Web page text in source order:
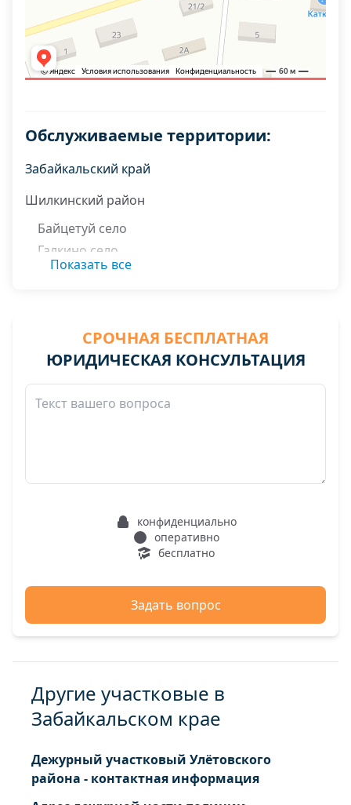
Обслуживаемые территории:
Забайкальский край
Шилкинский район
Байцетуй село
Галкино село
Зубарево село
Первомайский пгт Микрорайон нп
Размахнино село
Саввино село
Солнцево село
Показать все
СРОЧНАЯ БЕСПЛАТНАЯ
ЮРИДИЧЕСКАЯ КОНСУЛЬТАЦИЯ
конфиденциально
оперативно
бесплатно
Задать вопрос
Другие участковые в
Забайкальском крае
Дежурный участковый Улётовского
района - контактная информация